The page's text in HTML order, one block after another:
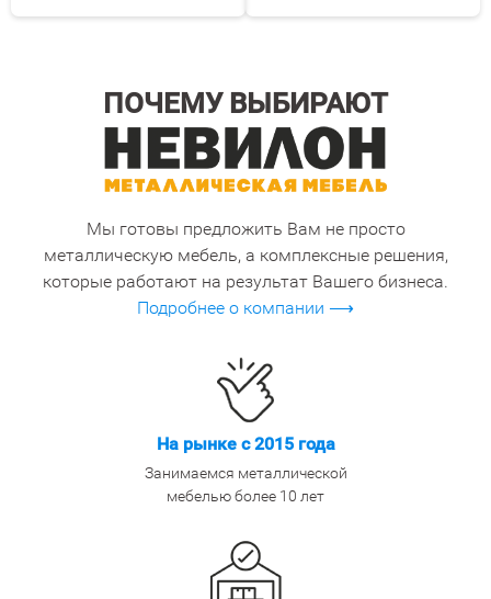
ПОЧЕМУ ВЫБИРАЮТ
Мы готовы предложить Вам не просто
металлическую мебель, а комплексные решения,
которые работают на результат Вашего бизнеса.
Подробнее о компании ⟶
На рынке с 2015 года
Занимаемся металлической
мебелью более 10 лет